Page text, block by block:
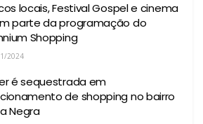
locais, Festival Gospel e cinema
parte da programação do
Shopping
2024
é sequestrada em
de shopping no bairro
Negra